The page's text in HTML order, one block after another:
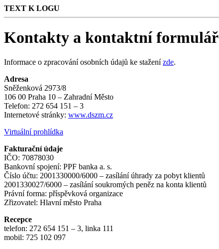
TEXT K LOGU
Kontakty a kontaktní formulář
Informace o zpracování osobních údajů ke staženízde.
Adresa
Sněženková 2973/8
106 00 Praha 10 – Zahradní Město
Telefon: 272 654 151 – 3
Internetové stránky: www.dszm.cz
Virtuální prohlídka
Fakturační údaje
IČO: 70878030
Bankovní spojení: PPF banka a. s.
Číslo účtu: 2001330000/6000 – zasílání úhrady za pobyt klientů
2001330027/6000 – zasílání soukromých peněz na konta klientů
Právní forma: příspěvková organizace
Zřizovatel: Hlavní město Praha
Recepce
telefon: 272 654 151 – 3, linka 111
mobil: 725 102 097